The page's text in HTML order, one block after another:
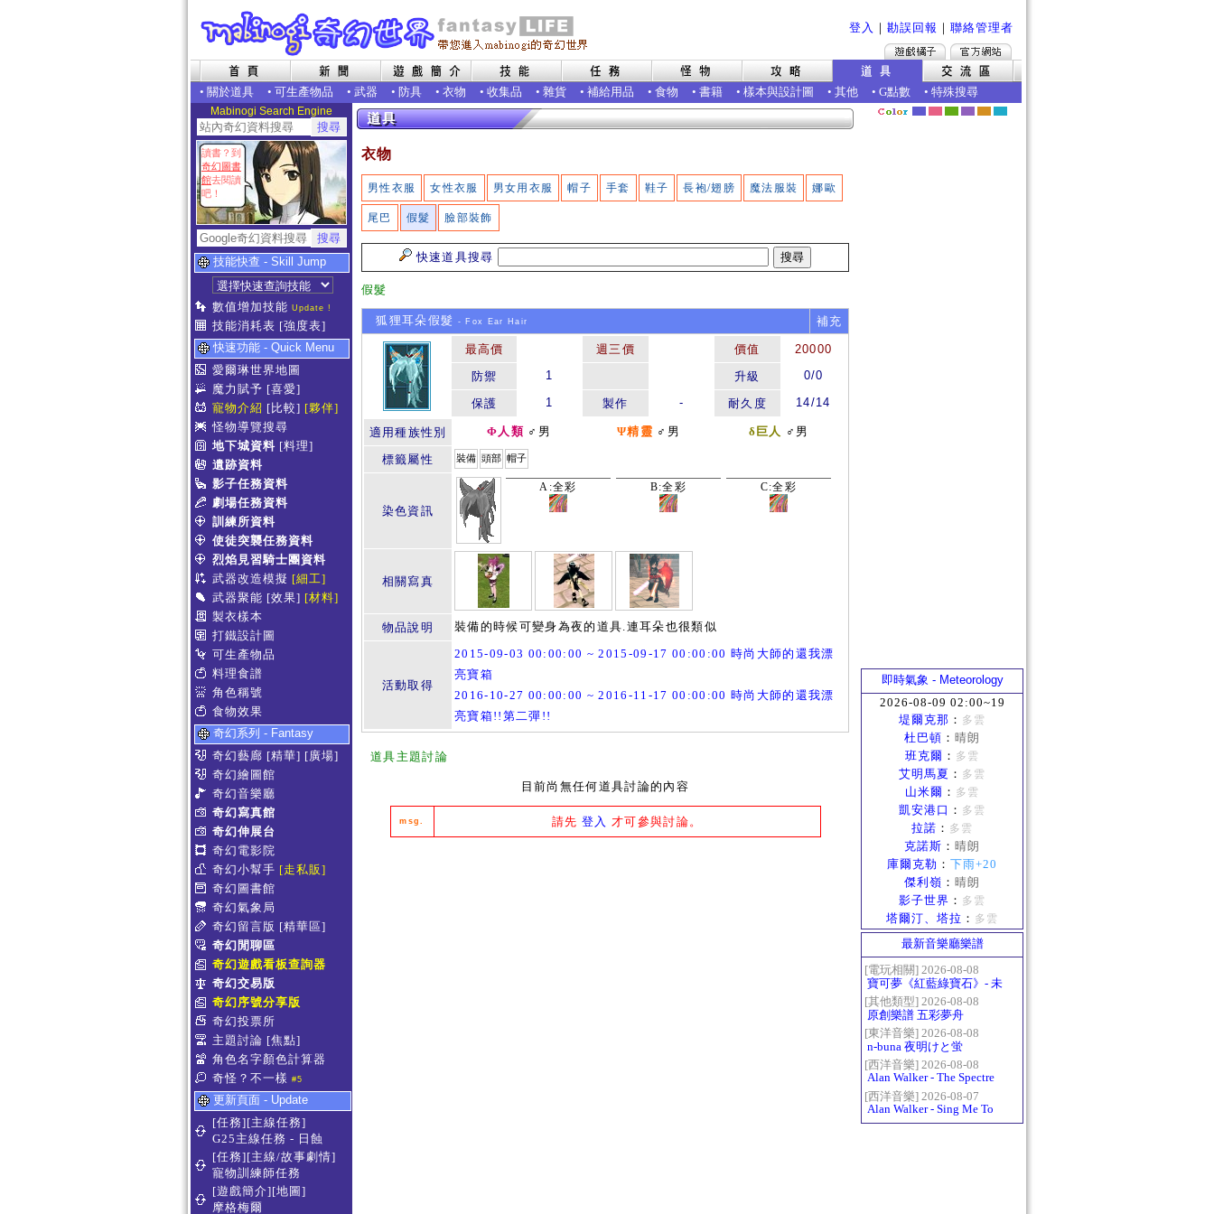
登入 ｜ 勘誤回報 ｜ 聯絡管理者
• 關於道具 • 可生產物品 • 武器 • 防具 • 衣物 • 收集品 • 雜貨 • 補給用品 • 食物 • 書籍 • 樣本與設計圖 • 其他 • G點數 • 特殊搜尋
Mabinogi Search Engine
讀書？到
奇幻圖書
館去閱讀
吧！
技能快查 - Skill Jump
數值增加技能 Update !
技能消耗表 [強度表]
快速功能 - Quick Menu
愛爾琳世界地圖
魔力賦予 [喜愛]
寵物介紹 [比較] [夥伴]
怪物導覽搜尋
地下城資料 [料理]
遺跡資料
影子任務資料
劇場任務資料
訓練所資料
使徒突襲任務資料
烈焰見習騎士團資料
武器改造模擬 [細工]
武器聚能 [效果] [材料]
製衣樣本
打鐵設計圖
可生產物品
料理食譜
角色稱號
食物效果
奇幻系列 - Fantasy
奇幻藝廊 [精華] [廣場]
奇幻繪圖館
奇幻音樂廳
奇幻寫真館
奇幻伸展台
奇幻電影院
奇幻小幫手 [走私販]
奇幻圖書館
奇幻氣象局
奇幻留言版 [精華區]
奇幻閒聊區
奇幻遊戲看板查詢器
奇幻交易版
奇幻序號分享版
奇幻投票所
主題討論 [焦點]
角色名字顏色計算器
奇怪？不一樣 #5
更新頁面 - Update
[任務][主線任務]
G25主線任務 - 日蝕
[任務][主線/故事劇情]
寵物訓練師任務
[遊戲簡介][地圖]
摩格梅爾
衣物
男性衣服 女性衣服 男女用衣服 帽子 手套 鞋子 長袍/翅膀 魔法服裝 娜歐
尾巴 假髮 臉部裝飾
快速道具搜尋
假髮
狐狸耳朵假髮 - Fox Ear Hair 補充
最高價 週三價 價值
20000
防禦
1 升級 0/0
保護 1 製作 - 耐久度 14/14
適用種族性別 Φ人類 ♂男 Ψ精靈 ♂男 δ巨人 ♂男
標籤屬性 裝備 頭部 帽子
染色資訊
A:全彩 B:全彩 C:全彩
相關寫真
物品說明 裝備的時候可變身為夜的道具.連耳朵也很類似
活動取得
2015-09-03 00:00:00 ~ 2015-09-17 00:00:00 時尚大師的還我漂
亮寶箱
2016-10-27 00:00:00 ~ 2016-11-17 00:00:00 時尚大師的還我漂
亮寶箱!!第二彈!!
道具主題討論
目前尚無任何道具討論的內容
msg. 請先 登入 才可參與討論。
即時氣象 - Meteorology
2026-08-09 02:00~19
堤爾克那 ： 多雲
杜巴頓 ： 晴朗
班克爾 ： 多雲
艾明馬夏 ： 多雲
山米爾 ： 多雲
凱安港口 ： 多雲
拉諾 ： 多雲
克諾斯 ： 晴朗
庫爾克勒 ： 下雨+20
傑利嶺 ： 晴朗
影子世界 ： 多雲
塔爾汀、塔拉 ： 多雲
最新音樂廳樂譜
[電玩相關] 2026-08-08
寶可夢《紅藍綠寶石》- 未
白鎮BGM (Littleroot Town)
[其他類型] 2026-08-08
原創樂譜 五彩夢舟
[東洋音樂] 2026-08-08
n-buna 夜明けと蛍
[西洋音樂] 2026-08-08
Alan Walker - The Spectre
[西洋音樂] 2026-08-07
Alan Walker - Sing Me To
Sleep